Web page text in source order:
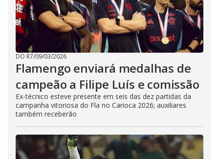
DO R7/09/03/2026
Flamengo enviará medalhas de
campeão a Filipe Luís e comissão
Ex-técnico esteve presente em seis das dez partidas da
campanha vitoriosa do Fla no Carioca 2026; auxiliares
também receberão